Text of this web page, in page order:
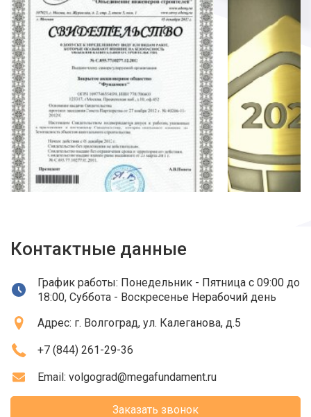
Контактные данные
График работы: Понедельник - Пятница с 09:00 до
18:00, Суббота - Воскресенье Нерабочий день
Адрес: г. Волгоград, ул. Калеганова, д.5
+7 (844) 261-29-36
Email: volgograd@megafundament.ru
Заказать звонок